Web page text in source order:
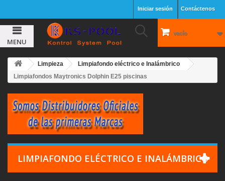
Contáctenos
Iniciar sesión
vacío
MENU
Limpieza
Limpiafondo eléctrico e Inalámbrico
Limpiafondos Maytronics Dolphin E25 piscinas
LIMPIAFONDO ELÉCTRICO E INALÁMBRICO